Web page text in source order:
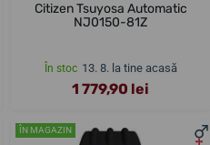
Citizen Tsuyosa Automatic
NJ0150-81Z
În stoc 13. 8. la tine acasă
1 779,90 lei
ÎN MAGAZIN